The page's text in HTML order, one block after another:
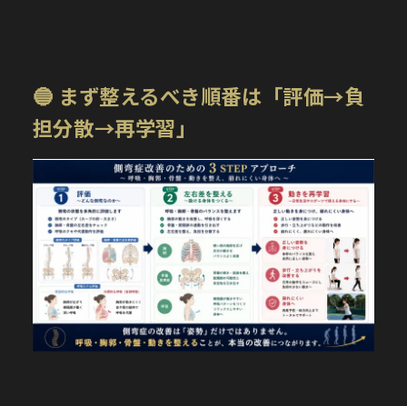
🔵 まず整えるべき順番は「評価→負
担分散→再学習」